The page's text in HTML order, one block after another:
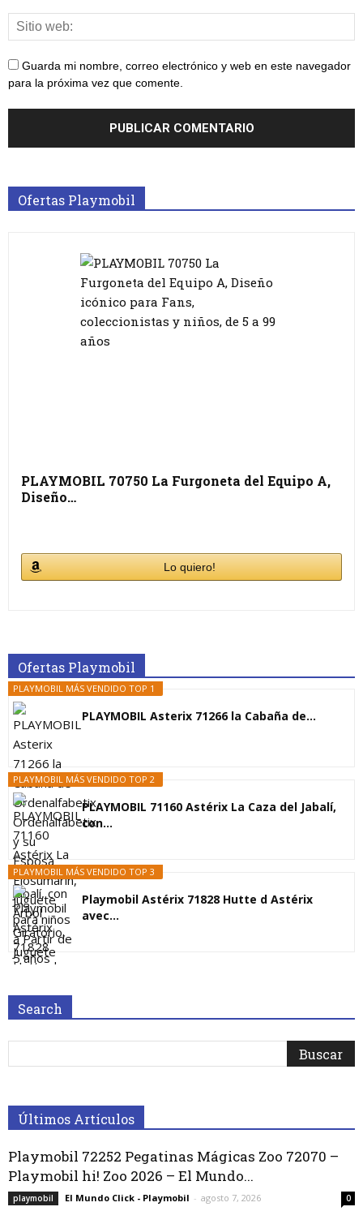
Guarda mi nombre, correo electrónico y web en este navegador
para la próxima vez que comente.
Ofertas Playmobil
PLAYMOBIL 70750 La Furgoneta del Equipo A,
Diseño…
Lo quiero!
Ofertas Playmobil
PLAYMOBIL MÁS VENDIDO TOP 1
PLAYMOBIL Asterix 71266 la Cabaña de...
PLAYMOBIL MÁS VENDIDO TOP 2
PLAYMOBIL 71160 Astérix La Caza del Jabalí,
con...
PLAYMOBIL MÁS VENDIDO TOP 3
Playmobil Astérix 71828 Hutte d Astérix
avec...
Search
Últimos Artículos
Playmobil 72252 Pegatinas Mágicas Zoo 72070 –
Playmobil hi! Zoo 2026 – El Mundo...
playmobil El Mundo Click - Playmobil - agosto 7, 2026 0